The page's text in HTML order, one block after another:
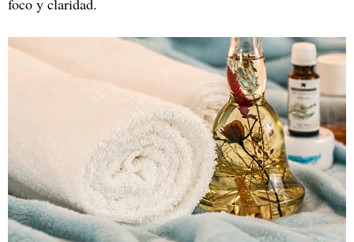
foco y claridad.